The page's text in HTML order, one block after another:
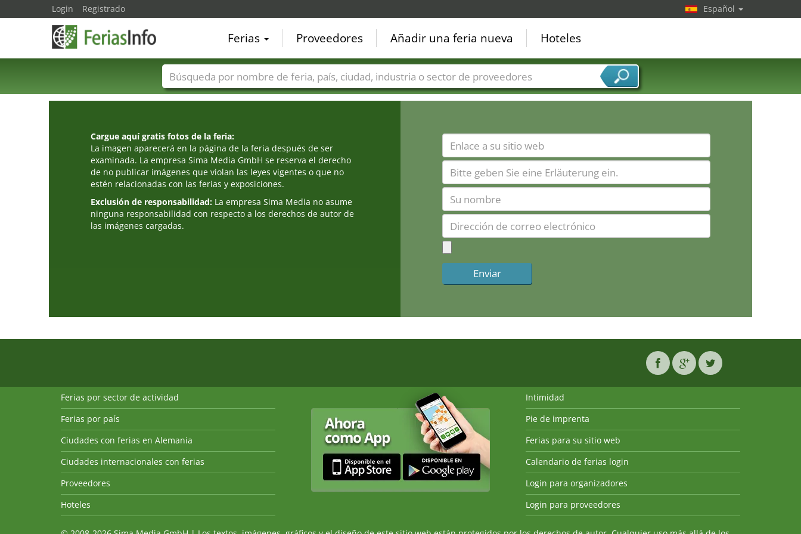
Cargue aquí gratis fotos de la feria:
La imagen aparecerá en la página de la feria después de ser
examinada. La empresa Sima Media GmbH se reserva el derecho
de no publicar imágenes que violan las leyes vigentes o que no
estén relacionadas con las ferias y exposiciones.
Exclusión de responsabilidad: La empresa Sima Media no asume
ninguna responsabilidad con respecto a los derechos de autor de
las imágenes cargadas.
Login Registrado Español
Ferias Proveedores Añadir una feria nueva Hoteles
Nombres de ferias Países Ciudades Sectores de ferias Sectores de proveedor de servicios
Ferias por sector de actividad
Ferias por país
Ciudades con ferias en Alemania
Ciudades internacionales con ferias
Proveedores
Hoteles
Intimidad
Pie de imprenta
Ferias para su sitio web
Calendario de ferias login
Login para organizadores
Login para proveedores